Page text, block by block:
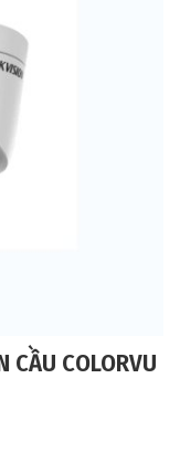
CẦU COLORVU